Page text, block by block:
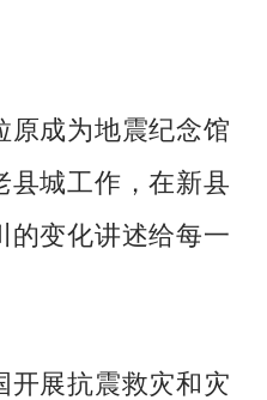
成为地震纪念馆
县城工作，在新县
的变化讲述给每一
展抗震救灾和灾